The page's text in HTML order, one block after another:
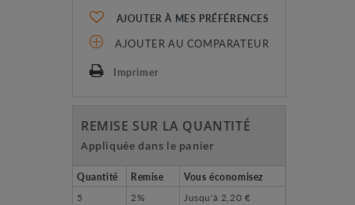
AJOUTER À MES PRÉFÉRENCES
AJOUTER AU COMPARATEUR
Imprimer
REMISE SUR LA QUANTITÉ
Appliquée dans le panier
Quantité Remise
Vous économisez
5
2% Jusqu'à 2,20 €